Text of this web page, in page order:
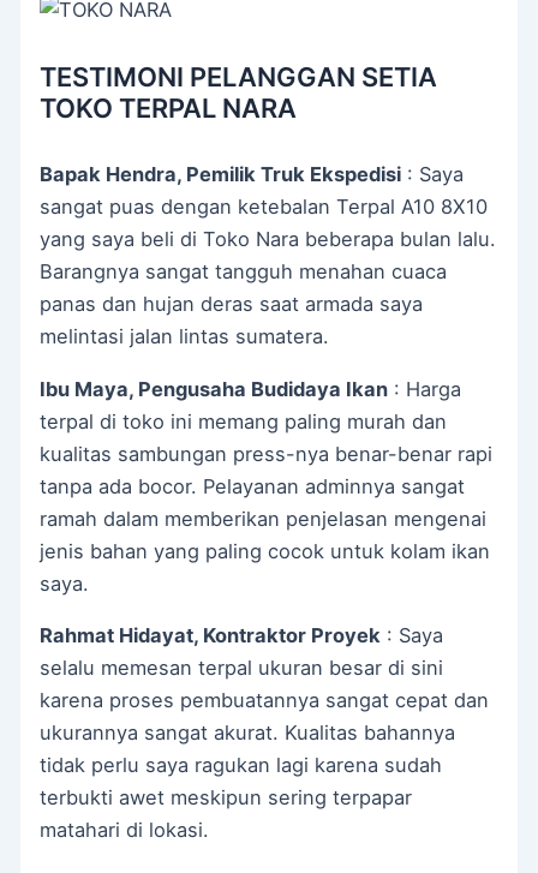
TESTIMONI PELANGGAN SETIA
TOKO TERPAL NARA
Bapak Hendra, Pemilik Truk Ekspedisi : Saya
sangat puas dengan ketebalan Terpal A10 8X10
yang saya beli di Toko Nara beberapa bulan lalu.
Barangnya sangat tangguh menahan cuaca
panas dan hujan deras saat armada saya
melintasi jalan lintas sumatera.
Ibu Maya, Pengusaha Budidaya Ikan : Harga
terpal di toko ini memang paling murah dan
kualitas sambungan press-nya benar-benar rapi
tanpa ada bocor. Pelayanan adminnya sangat
ramah dalam memberikan penjelasan mengenai
jenis bahan yang paling cocok untuk kolam ikan
saya.
Rahmat Hidayat, Kontraktor Proyek : Saya
selalu memesan terpal ukuran besar di sini
karena proses pembuatannya sangat cepat dan
ukurannya sangat akurat. Kualitas bahannya
tidak perlu saya ragukan lagi karena sudah
terbukti awet meskipun sering terpapar
matahari di lokasi.